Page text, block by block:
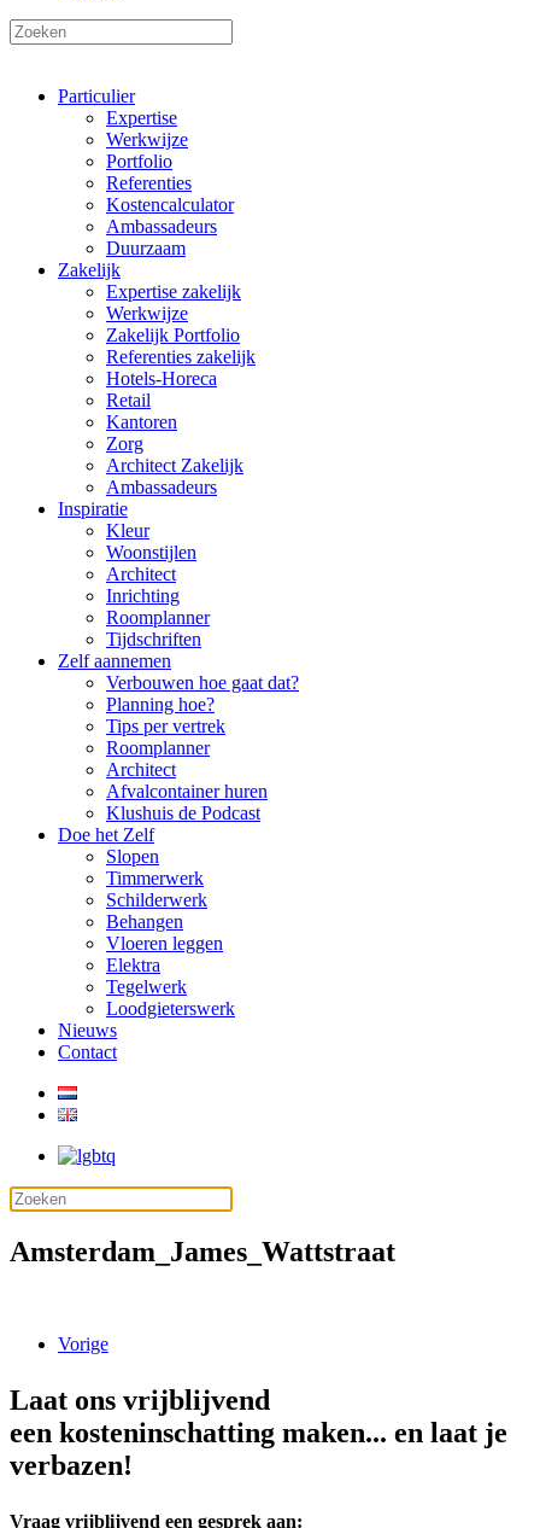
Particulier
Expertise
Werkwijze
Portfolio
Referenties
Kostencalculator
Ambassadeurs
Duurzaam
Zakelijk
Expertise zakelijk
Werkwijze
Zakelijk Portfolio
Referenties zakelijk
Hotels-Horeca
Retail
Kantoren
Zorg
Architect Zakelijk
Ambassadeurs
Inspiratie
Kleur
Woonstijlen
Architect
Inrichting
Roomplanner
Tijdschriften
Zelf aannemen
Verbouwen hoe gaat dat?
Planning hoe?
Tips per vertrek
Roomplanner
Architect
Afvalcontainer huren
Klushuis de Podcast
Doe het Zelf
Slopen
Timmerwerk
Schilderwerk
Behangen
Vloeren leggen
Elektra
Tegelwerk
Loodgieterswerk
Nieuws
Contact
Amsterdam_James_Wattstraat
Vorige
Laat ons vrijblijvend
een kosteninschatting maken... en laat je
verbazen!
Vraag vrijblijvend een gesprek aan: